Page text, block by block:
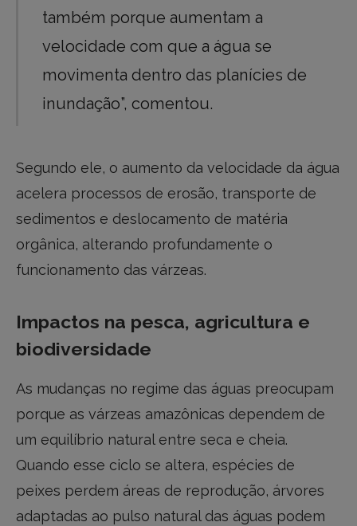
também porque aumentam a
velocidade com que a água se
movimenta dentro das planícies de
inundação”, comentou.
Segundo ele, o aumento da velocidade da água
acelera processos de erosão, transporte de
sedimentos e deslocamento de matéria
orgânica, alterando profundamente o
funcionamento das várzeas.
Impactos na pesca, agricultura e
biodiversidade
As mudanças no regime das águas preocupam
porque as várzeas amazônicas dependem de
um equilíbrio natural entre seca e cheia.
Quando esse ciclo se altera, espécies de
peixes perdem áreas de reprodução, árvores
adaptadas ao pulso natural das águas podem